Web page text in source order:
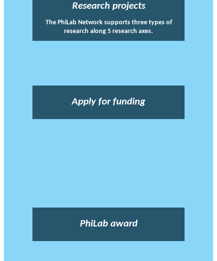
Research projects
The PhiLab Network supports three types of
research along 5 research axes.
Apply for funding
PhiLab award